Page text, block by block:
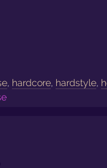
, hardcore, hardstyle,